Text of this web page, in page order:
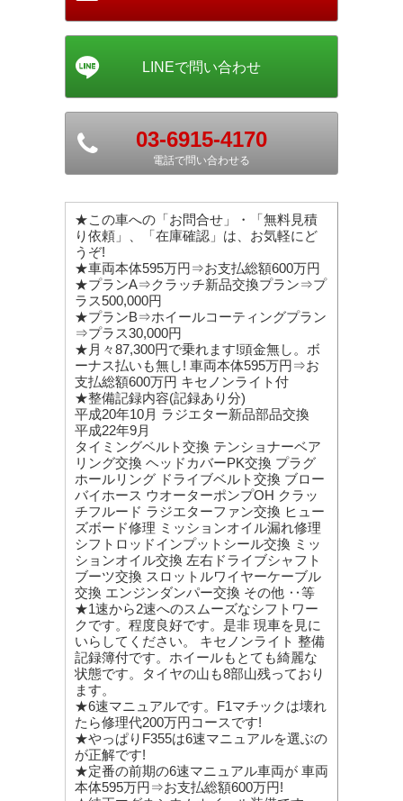
03-6915-4170
電話で問い合わせる
★この車への「お問合せ」・「無料見積
り依頼」、「在庫確認」は、お気軽にど
うぞ!
★車両本体595万円⇒お支払総額600万円
★プランA⇒クラッチ新品交換プラン⇒プ
ラス500,000円
★プランB⇒ホイールコーティングプラン
⇒プラス30,000円
★月々87,300円で乗れます!頭金無し。ボ
ーナス払いも無し! 車両本体595万円⇒お
支払総額600万円 キセノンライト付
★整備記録内容(記録あり分)
平成20年10月 ラジエター新品部品交換
平成22年9月
タイミングベルト交換 テンショナーベア
リング交換 ヘッドカバーPK交換 プラグ
ホールリング ドライブベルト交換 ブロー
バイホース ウオーターポンプOH クラッ
チフルード ラジエターファン交換 ヒュー
ズボード修理 ミッションオイル漏れ修理
シフトロッドインプットシール交換 ミッ
ションオイル交換 左右ドライブシャフト
ブーツ交換 スロットルワイヤーケーブル
交換 エンジンダンパー交換 その他 ‥等
★1速から2速へのスムーズなシフトワー
クです。程度良好です。是非 現車を見に
いらしてください。 キセノンライト 整備
記録簿付です。ホイールもとても綺麗な
状態です。タイヤの山も8部山残っており
ます。
★6速マニュアルです。F1マチックは壊れ
たら修理代200万円コースです!
★やっぱりF355は6速マニュアルを選ぶの
が正解です!
★定番の前期の6速マニュアル車両が 車両
本体595万円⇒お支払総額600万円!